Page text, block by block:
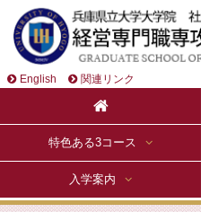
English 関連リンク
特色ある3コース
入学案内